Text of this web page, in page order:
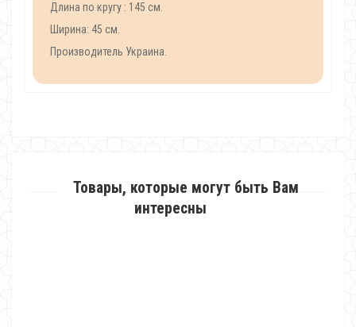
Длина по кругу : 145 см.
Ширина: 45 см.
Производитель Украина.
Товары, которые могут быть Вам
интересны